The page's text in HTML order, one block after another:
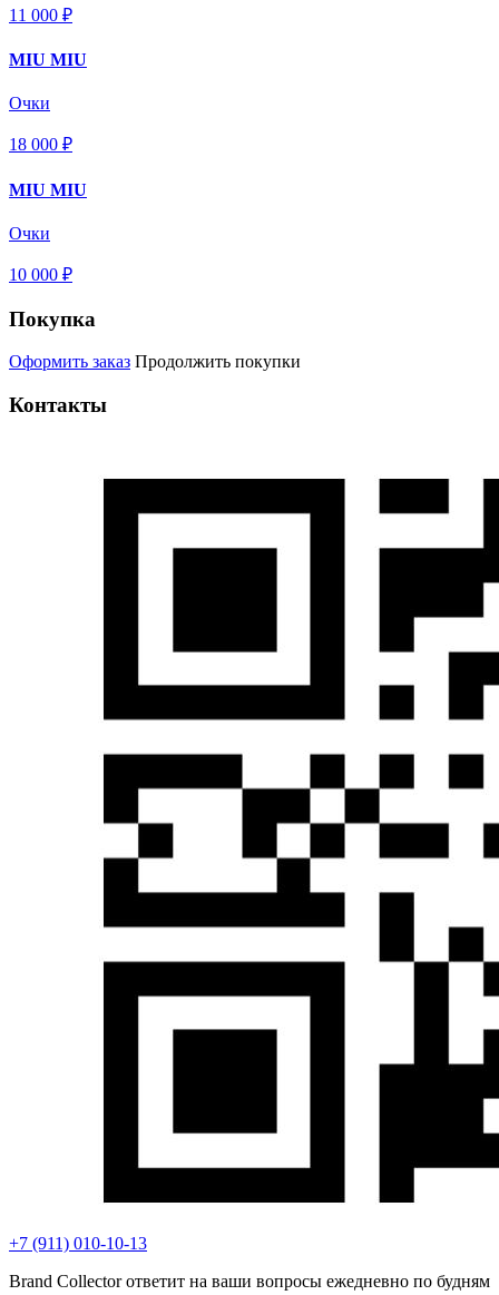
11 000 ₽
MIU MIU
Очки
18 000 ₽
MIU MIU
Очки
10 000 ₽
Покупка
Оформить заказ Продолжить покупки
Контакты
+7 (911) 010-10-13
Brand Collector ответит на ваши вопросы ежедневно по будням